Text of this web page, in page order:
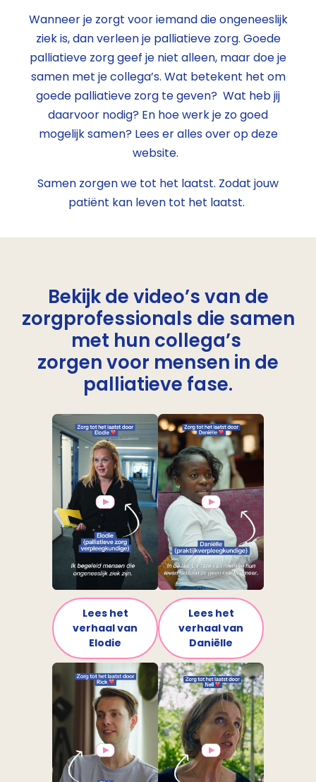
Wanneer je zorgt voor iemand die ongeneeslijk
ziek is, dan verleen je palliatieve zorg. Goede
palliatieve zorg geef je niet alleen, maar doe je
samen met je collega’s. Wat betekent het om
goede palliatieve zorg te geven? Wat heb jij
daarvoor nodig? En hoe werk je zo goed
mogelijk samen? Lees er alles over op deze
website.
Samen zorgen we tot het laatst. Zodat jouw
patiënt kan leven tot het laatst.
Bekijk de video’s van de
zorgprofessionals die samen
met hun collega’s
zorgen voor mensen in de
palliatieve fase.
Lees het
verhaal van
Elodie
Lees het
verhaal van
Daniëlle